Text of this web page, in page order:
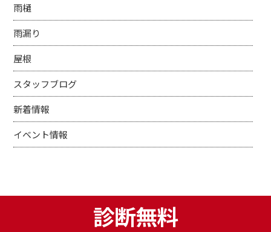
雨樋
雨漏り
屋根
スタッフブログ
新着情報
イベント情報
診断無料